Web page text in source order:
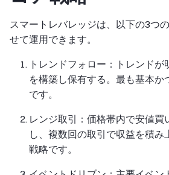
スマートレバレッジは、以下の3つ
せて運用できます。
トレンドフォロー：トレンド
を構築し保有する。最も基本か
です。
レンジ取引：価格帯内で安値買
し、複数回の取引で収益を積
戦略です。